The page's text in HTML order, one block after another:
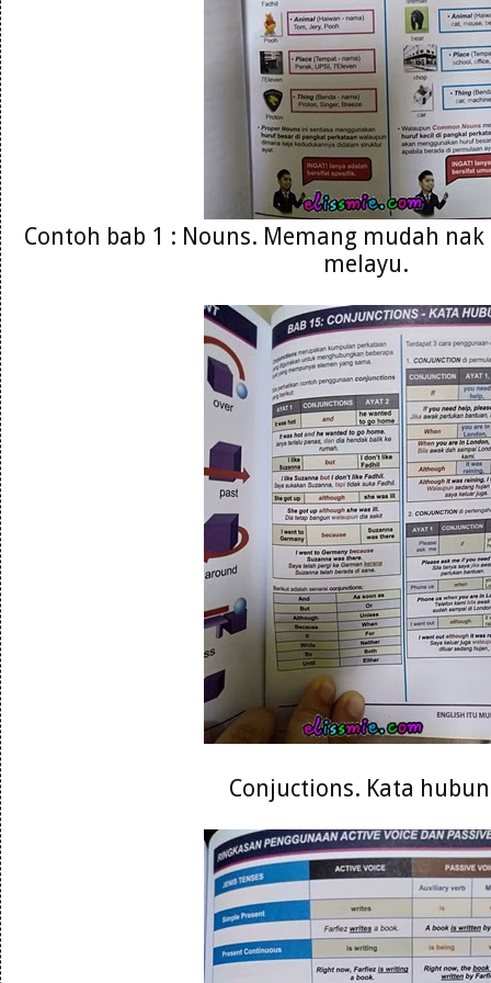
Contoh bab 1 : Nouns. Memang mudah
melayu.
Conjuctions. Kata